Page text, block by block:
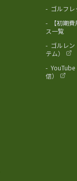
- ゴルフ
-
【初期
ス一覧
- ゴルレ
テム）
-
信）